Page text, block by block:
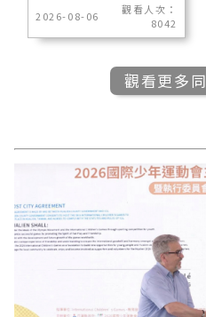
2026-08-06
觀看人次：
8042
觀看更多